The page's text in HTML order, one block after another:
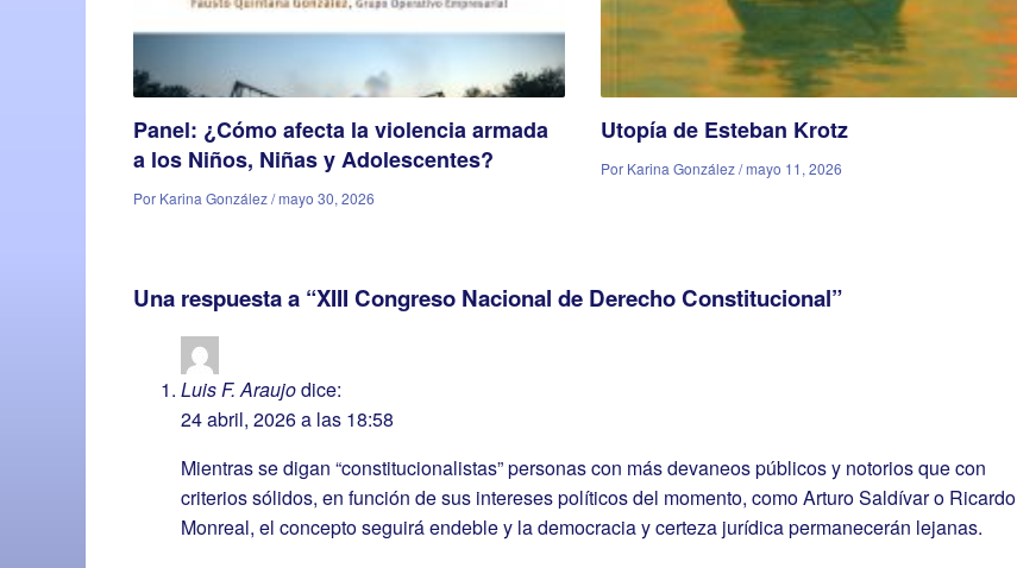
Panel: ¿Cómo afecta la violencia armada
a los Niños, Niñas y Adolescentes?
Por Karina González / mayo 30, 2026
Utopía de Esteban Krotz
Por Karina González / mayo 11, 2026
Una respuesta a “XIII Congreso Nacional de Derecho Constitucional”
Luis F. Araujodice:
24 abril, 2026 a las 18:58
Mientras se digan “constitucionalistas” personas con más devaneos públicos y notorios que con
criterios sólidos, en función de sus intereses políticos del momento, como Arturo Saldívar o Ricardo
Monreal, el concepto seguirá endeble y la democracia y certeza jurídica permanecerán lejanas.